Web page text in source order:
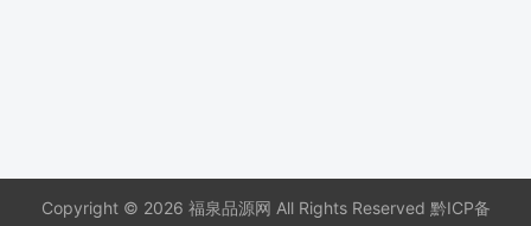
Copyright © 2026 福泉品源网 All Rights Reserved 黔ICP备